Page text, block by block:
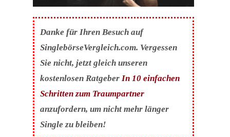
Danke für Ihren Besuch auf
SinglebörseVergleich.com. Vergessen
Sie nicht, jetzt gleich unseren
kostenlosen Ratgeber In 10 einfachen
Schritten zum Traumpartner
anzufordern, um nicht mehr länger
Single zu bleiben!